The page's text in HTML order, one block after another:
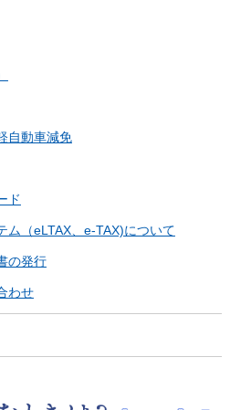
自動車減免
ド
ム（eLTAX、e-TAX)について
の発行
わせ